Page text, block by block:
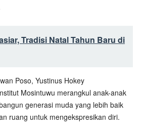
Tradisi Natal Tahun Baru di
Poso, Yustinus Hokey
Mosintuwu merangkul anak-anak
generasi muda yang lebih baik
ruang untuk mengekspresikan diri.